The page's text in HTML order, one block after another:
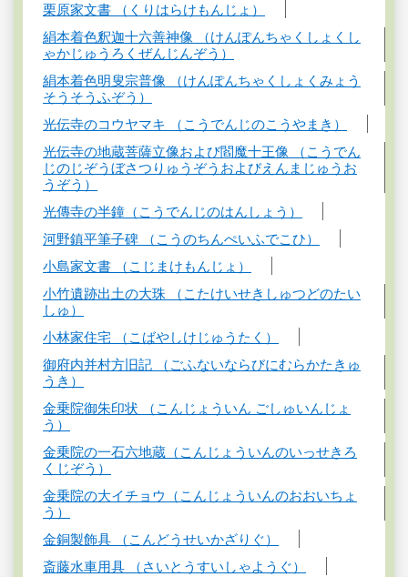
栗原家文書 （くりはらけもんじょ）
絹本着色釈迦十六善神像 （けんぽんちゃくしょくし
ゃかじゅうろくぜんじんぞう）
絹本着色明叟宗普像 （けんぽんちゃくしょくみょう
そうそうふぞう）
光伝寺のコウヤマキ （こうでんじのこうやまき）
光伝寺の地蔵菩薩立像および閻魔十王像 （こうでん
じのじぞうぼさつりゅうぞうおよびえんまじゅうお
うぞう）
光傳寺の半鐘（こうでんじのはんしょう）
河野鎮平筆子碑 （こうのちんぺいふでこひ）
小島家文書 （こじまけもんじょ）
小竹遺跡出土の大珠 （こたけいせきしゅつどのたい
しゅ）
小林家住宅 （こばやしけじゅうたく）
御府内并村方旧記 （ごふないならびにむらかたきゅ
うき）
金乗院御朱印状 （こんじょういん ごしゅいんじょ
う）
金乗院の一石六地蔵（こんじょういんのいっせきろ
くじぞう）
金乗院の大イチョウ（こんじょういんのおおいちょ
う）
金銅製飾具 （こんどうせいかざりぐ）
斎藤水車用具 （さいとうすいしゃようぐ）